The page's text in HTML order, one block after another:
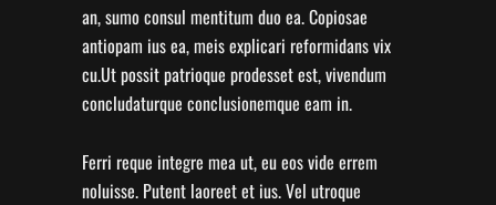
an, sumo consul mentitum duo ea. Copiosae
antiopam ius ea, meis explicari reformidans vix
cu.Ut possit patrioque prodesset est, vivendum
concludaturque conclusionemque eam in.
Ferri reque integre mea ut, eu eos vide errem
noluisse. Putent laoreet et ius. Vel utroque